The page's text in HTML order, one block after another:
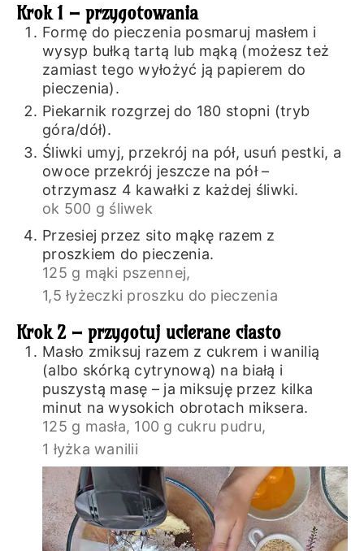
Krok 1 – przygotowania
Formę do pieczenia posmaruj masłem i
wysyp bułką tartą lub mąką (możesz też
zamiast tego wyłożyć ją papierem do
pieczenia).
Piekarnik rozgrzej do 180 stopni (tryb
góra/dół).
Śliwki umyj, przekrój na pół, usuń pestki, a
owoce przekrój jeszcze na pół –
otrzymasz 4 kawałki z każdej śliwki.
ok 500 g śliwek
Przesiej przez sito mąkę razem z
proszkiem do pieczenia.
125 g mąki pszennej,
1,5 łyżeczki proszku do pieczenia
Krok 2 – przygotuj ucierane ciasto
Masło zmiksuj razem z cukrem i wanilią
(albo skórką cytrynową) na białą i
puszystą masę – ja miksuję przez kilka
minut na wysokich obrotach miksera.
125 g masła, 100 g cukru pudru,
1 łyżka wanilii